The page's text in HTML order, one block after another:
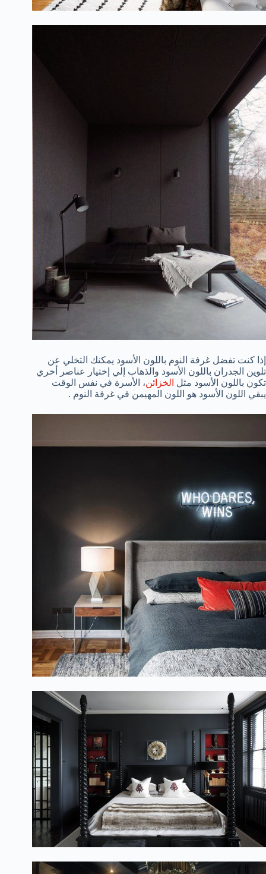
إذا كنت تفضل غرفة النوم باللون الأسود يمكنك التخلي عن
تلوين الجدران باللون الأسود والذهاب إلي إختيار عناصر أخري
تكون باللون الأسود مثل الخزائن، الأسرة في نفس الوقت
يبقي اللون الأسود هو اللون المهيمن في غرفة النوم .